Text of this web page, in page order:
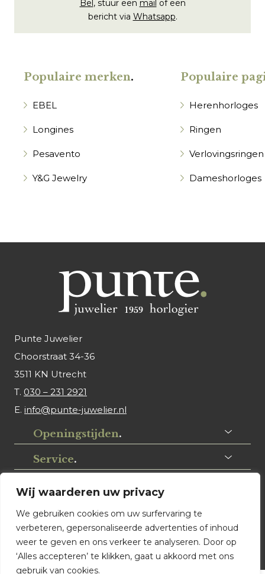
Wij waarderen uw privacy
We gebruiken cookies om uw surfervaring te
verbeteren, gepersonaliseerde advertenties of inhoud
weer te geven en ons verkeer te analyseren. Door op
‘Alles accepteren’ te klikken, gaat u akkoord met ons
gebruik van cookies.
Bel, stuur een mail of een
bericht via Whatsapp.
Populaire merken.
EBEL
Longines
Pesavento
Y&G Jewelry
Populaire
Herenhorloges
Ringen
Verlovingsringen
Dameshorloges
Punte Juwelier
Choorstraat 34-36
3511 KN Utrecht
T. 030 – 231 2921
E. info@punte-juwelier.nl
Openingstijden.
Service.
Volg ons